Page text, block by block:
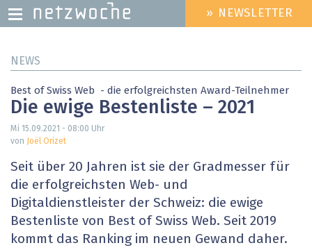
zum
HEADER
MENU
» NEWSLETTER
NEWS
Best of Swiss Web - die erfolgreichsten Award-Teilnehmer
Die ewige Bestenliste – 2021
Mi 15.09.2021 - 08:00 Uhr
von
Joël Orizet
Seit über 20 Jahren ist sie der Gradmesser für
die erfolgreichsten Web- und
Digitaldienstleister der Schweiz: die ewige
Bestenliste von Best of Swiss Web. Seit 2019
kommt das Ranking im neuen Gewand daher.